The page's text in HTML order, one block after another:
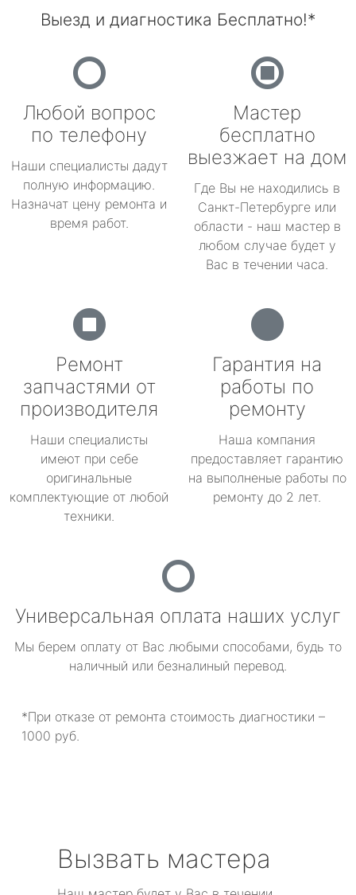
Выезд и диагностика Бесплатно!*
Любой вопрос
по телефону
Наши специалисты дадут
полную информацию.
Назначат цену ремонта и
время работ.
Мастер
бесплатно
выезжает на дом
Где Вы не находились в
Санкт-Петербурге или
области - наш мастер в
любом случае будет у
Вас в течении часа.
Ремонт
запчастями от
производителя
Наши специалисты
имеют при себе
оригинальные
комплектующие от любой
техники.
Гарантия на
работы по
ремонту
Наша компания
предоставляет гарантию
на выполненые работы по
ремонту до 2 лет.
Универсальная оплата наших услуг
Мы берем оплату от Вас любыми способами, будь то
наличный или безналиный перевод.
*При отказе от ремонта стоимость диагностики –
1000 руб.
Вызвать мастера